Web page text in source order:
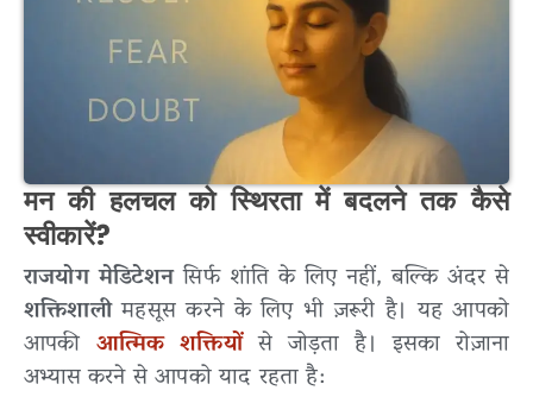
मन की हलचल को स्थिरता में बदलने तक कैसे
स्वीकारें?
राजयोग मेडिटेशनसिर्फ शांति के लिए नहीं, बल्कि अंदर से
शक्तिशालीमहसूस करने के लिए भी ज़रूरी है। यह आपको
आपकी आत्मिक शक्तियोंसे जोड़ता है। इसका रोज़ाना
अभ्यास करने से आपको याद रहता है: